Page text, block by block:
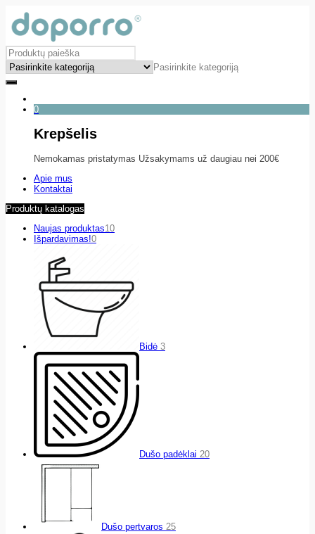
Pasirinkite kategoriją
0
Krepšelis
Nemokamas pristatymas Užsakymams už daugiau nei 200€
Apie mus
Kontaktai
Produktų katalogas
Naujas produktas10
Išpardavimas!0
Bidė 3
Dušo padėklai 20
Dušo pertvaros 25